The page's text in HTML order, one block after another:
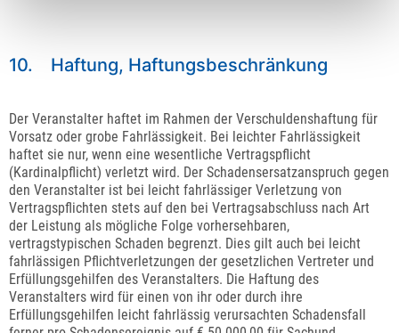
10. Haftung, Haftungsbeschränkung
Der Veranstalter haftet im Rahmen der Verschuldenshaftung für
Vorsatz oder grobe Fahrlässigkeit. Bei leichter Fahrlässigkeit
haftet sie nur, wenn eine wesentliche Vertragspflicht
(Kardinalpflicht) verletzt wird. Der Schadensersatzanspruch gegen
den Veranstalter ist bei leicht fahrlässiger Verletzung von
Vertragspflichten stets auf den bei Vertragsabschluss nach Art
der Leistung als mögliche Folge vorhersehbaren,
vertragstypischen Schaden begrenzt. Dies gilt auch bei leicht
fahrlässigen Pflichtverletzungen der gesetzlichen Vertreter und
Erfüllungsgehilfen des Veranstalters. Die Haftung des
Veranstalters wird für einen von ihr oder durch ihre
Erfüllungsgehilfen leicht fahrlässig verursachten Schadensfall